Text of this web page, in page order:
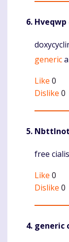
Hveqwp
generic
Like 0
Dislike 0
free
Like 0
Dislike 0
generic